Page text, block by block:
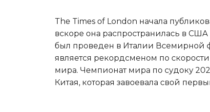
The Times of London начала
вскоре она распространилась в
был проведен в Италии Всемирной
является рекордсменом по
мира. Чемпионат мира по судоку
Китая, которая завоевала свой